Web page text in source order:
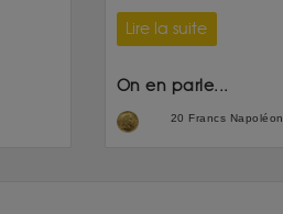
Lire la suite
On en parle...
20 Francs Napoléon